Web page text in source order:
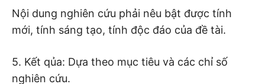
Nội dung nghiên cứu phải nêu bật được tính
mới, tính sáng tạo, tính độc đáo của đề tài.
5. Kết qủa: Dựa theo mục tiêu và các chỉ số
nghiên cứu.